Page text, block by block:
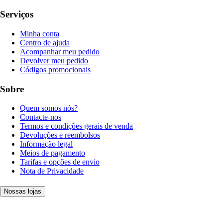
Serviços
Minha conta
Centro de ajuda
Acompanhar meu pedido
Devolver meu pedido
Códigos promocionais
Sobre
Quem somos nós?
Contacte-nos
Termos e condições gerais de venda
Devoluções e reembolsos
Informação legal
Meios de pagamento
Tarifas e opções de envio
Nota de Privacidade
Nossas lojas